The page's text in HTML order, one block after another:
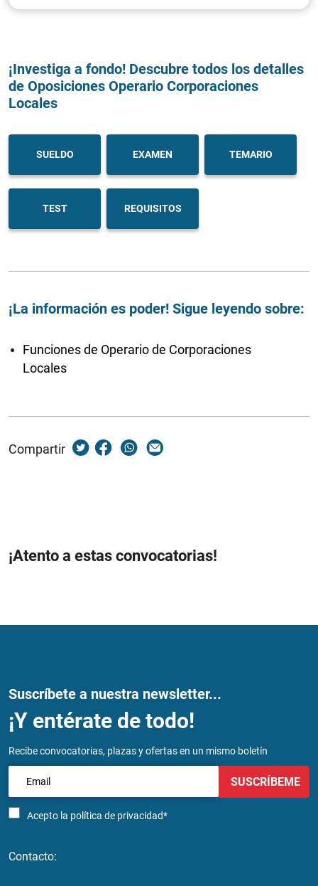
¡Investiga a fondo! Descubre todos los detalles
de Oposiciones Operario Corporaciones
Locales
SUELDO EXAMEN TEMARIO
TEST REQUISITOS
¡La información es poder! Sigue leyendo sobre:
Funciones de Operario de Corporaciones
Locales
Compartir
¡Atento a estas convocatorias!
Suscríbete a nuestra newsletter...
¡Y entérate de todo!
Recibe convocatorias, plazas y ofertas en un mismo boletín
Acepto la política de privacidad*
SUSCRÍBEME
Contacto: